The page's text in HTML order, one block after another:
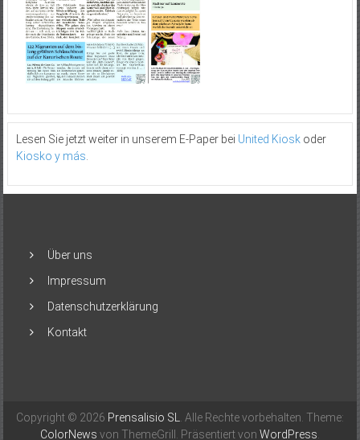
Lesen Sie jetzt weiter in unserem E-Paper bei United Kioskoder
Kiosko y más
Über uns
Impressum
Datenschutzerklärung
Kontakt
Copyright © 2026 Prensalisio SL
. Alle Rechte vorbehalten. Theme:
ColorNews von ThemeGrill. Präsentiert von WordPress